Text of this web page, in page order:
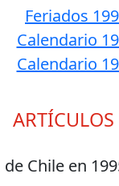
Feriados
Calendario
Calendario
ARTÍCULOS
Chile en